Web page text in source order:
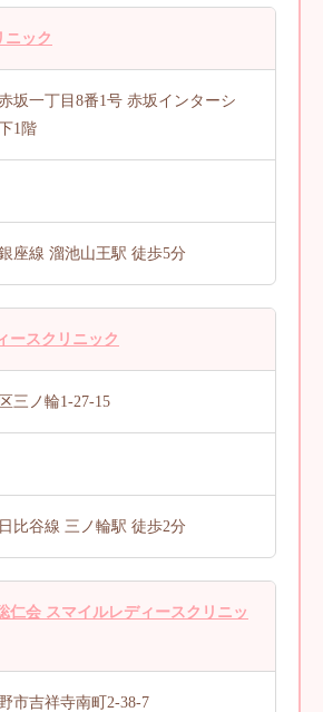
ニック
坂一丁目8番1号 赤坂インターシ
1階
座線 溜池山王駅 徒歩5分
ースクリニック
三ノ輪1-27-15
比谷線 三ノ輪駅 徒歩2分
仁会 スマイルレディースクリニッ
市吉祥寺南町2-38-7